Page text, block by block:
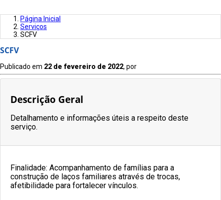
Página Inicial
Serviços
SCFV
SCFV
Publicado em 22 de fevereiro de 2022, por
Descrição Geral
Detalhamento e informações úteis a respeito deste
serviço.
Finalidade: Acompanhamento de famílias para a
construção de laços familiares através de trocas,
afetibilidade para fortalecer vínculos.